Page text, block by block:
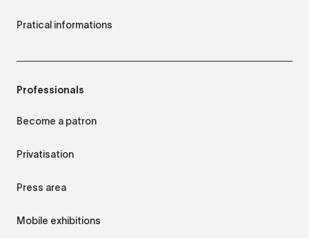
Pratical informations
Professionals
Become a patron
Privatisation
Press area
Mobile exhibitions